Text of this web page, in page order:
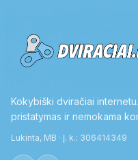
Kokybiški dviračiai
pristatymas ir nemokama
Lukinta, MB · Į. k.: 306414349